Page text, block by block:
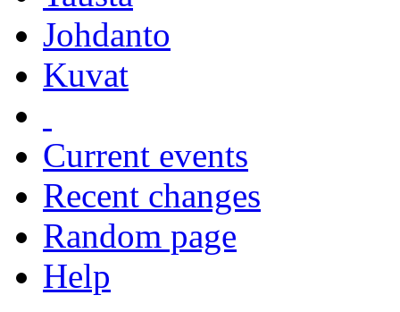
Johdanto
Kuvat
Current events
Recent changes
Random page
Help